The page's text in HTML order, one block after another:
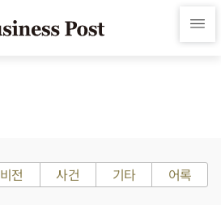
비전 사건 기타 어록